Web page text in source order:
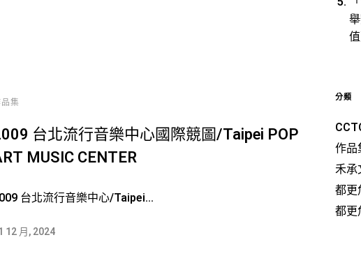
集
台北流行音樂中心國際競圖/Taipei POP
MUSIC CENTER
台北流行音樂中心/Taipei...
12 月, 2024
值
分類
作品
禾承
都更
都更